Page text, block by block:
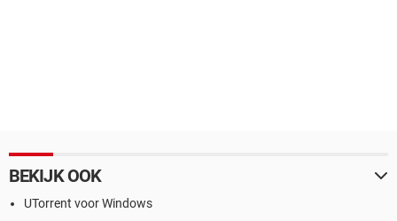
BEKIJK OOK
UTorrent voor Windows